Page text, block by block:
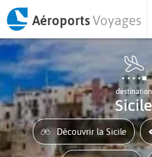
AéroportsVoyages
destination
Sicile
Découvrir la Sicile